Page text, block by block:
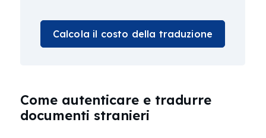
Calcola il costo della traduzione
Come autenticare e tradurre
documenti stranieri